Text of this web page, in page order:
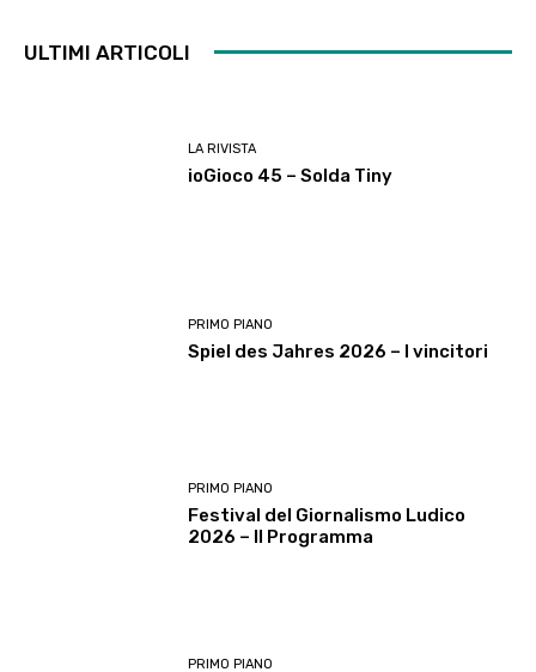
ULTIMI ARTICOLI
LA RIVISTA
ioGioco 45 – Solda Tiny
PRIMO PIANO
Spiel des Jahres 2026 – I vincitori
PRIMO PIANO
Festival del Giornalismo Ludico
2026 – Il Programma
PRIMO PIANO